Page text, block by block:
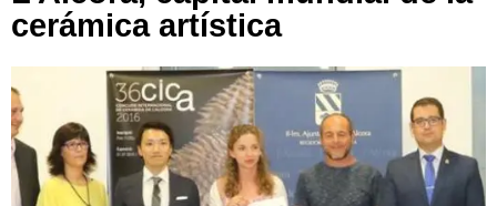
cerámica artística